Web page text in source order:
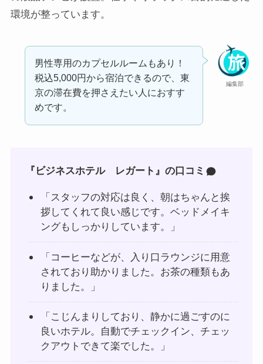
環境が整っています。
編集部
男性専用のカプセルルームもあり！
税込5,000円から宿泊できるので、東
京の滞在費を押さえたい人におすす
めです。
『ビジネスホテル レガート』の口コミ
「スタッフの対応は良く、朝はちゃんと挨
拶してくれて良い感じです。ベッドメイキ
ングもしっかりしています。」
「コーヒーなどが、入り口ラウンジに用意
されており助かりました。お茶の種類もあ
りました。」
「こじんまりしており、静かに過ごすのに
良いホテル。自動でチェックイン、チェッ
クアウトできて楽でした。」